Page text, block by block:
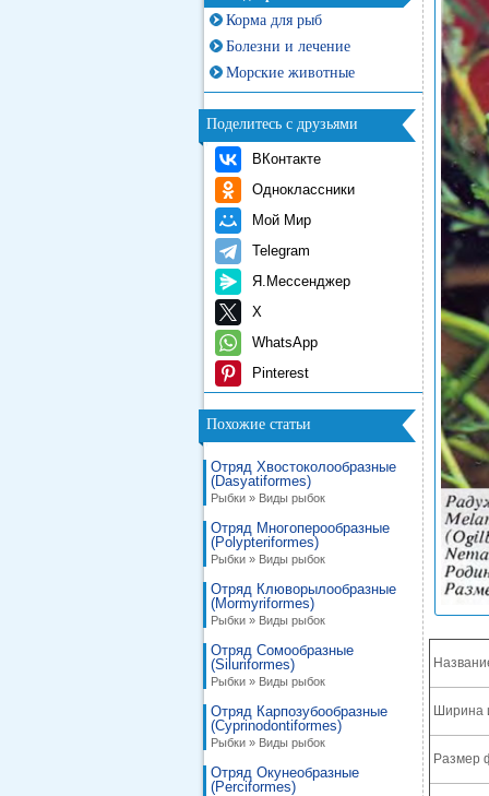
Корма для рыб
Болезни и лечение
Морские животные
Поделитесь с друзьями
ВКонтакте
Одноклассники
Мой Мир
Telegram
Я.Мессенджер
X
WhatsApp
Pinterest
Похожие статьи
Отряд Хвостоколообразные
(Dasyatiformes)
Рыбки » Виды рыбок
Отряд Многоперообразные
(Polypteriformes)
Рыбки » Виды рыбок
Отряд Клюворылообразные
(Mormyriformes)
Рыбки » Виды рыбок
Отряд Сомообразные
(Siluriformes)
Рыбки » Виды рыбок
Отряд Карпозубообразные
(Cyprinodontiformes)
Рыбки » Виды рыбок
Отряд Окунеобразные
(Perciformes)
Ширина
Размер